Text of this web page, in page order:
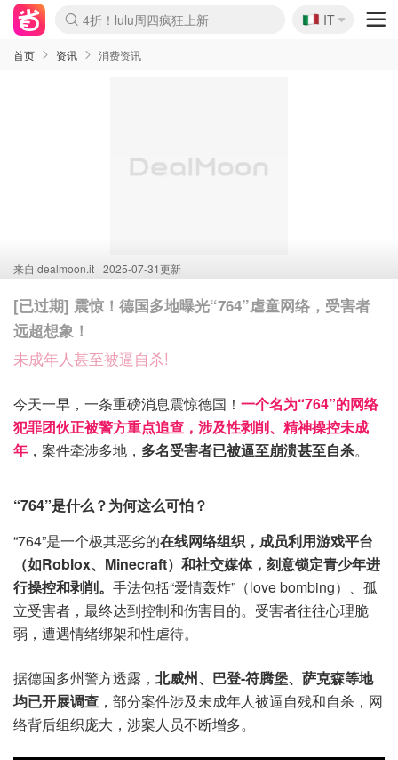
Boticinal 夏促开抢！
4折！lulu周四疯狂上新
速领！Stanley独家85折
Zalando 奥莱闪促！每日更新
🇮🇹
IT
首页 资讯 消费资讯
来自 dealmoon.it 2025-07-31更新
[已过期] 震惊！德国多地曝光“764”虐童网络，受害者
远超想象！
未成年人甚至被逼自杀!
今天一早，一条重磅消息震惊德国！ 一个名为“764”的网络
犯罪团伙正被警方重点追查，涉及性剥削、精神操控未成
年 ，案件牵涉多地， 多名受害者已被逼至崩溃甚至自杀。
“764”是什么？为何这么可怕？
“764”是一个极其恶劣的在线网络组织，成员利用游戏平台
（如Roblox、Minecraft）和社交媒体，刻意锁定青少年进
行操控和剥削。 手法包括“爱情轰炸”（love bombing）、孤
立受害者，最终达到控制和伤害目的。受害者往往心理脆
弱，遭遇情绪绑架和性虐待。
据德国多州警方透露， 北威州、巴登-符腾堡、萨克森等地
均已开展调查 ，部分案件涉及未成年人被逼自残和自杀，网
络背后组织庞大，涉案人员不断增多。